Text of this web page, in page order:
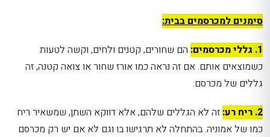
סימנים למכרסמים בבית:
1. גללי מכרסמים:
הם שחורים, קטנים ולחים, וקשה לטעות
כשמוצאים אותם. אם זה נראה כמו אורז שחור או צואה קטנה, זה
גללים של מכרסם.
2. ריח רע:
זה לא הגללים שלהם, אלא דווקא השתן, שמשאיר ריח
כמו של אמוניה. בהתחלה לא תרגישו בו וגם לא אם יש רק מכרסם